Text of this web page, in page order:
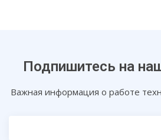
Подпишитесь на
Важная информация о работе